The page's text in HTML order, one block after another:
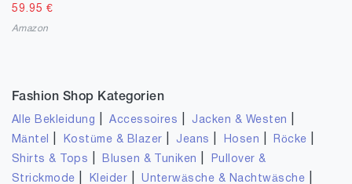
59.95 €
Amazon
Fashion Shop Kategorien
Alle Bekleidung |Accessoires Jacken & Westen
Mäntel Kostüme & Blazer Jeans Hosen Röcke
Shirts & Tops Blusen & Tuniken
Pullover &
Strickmode
Kleider |Unterwäsche & Nachtwäsche